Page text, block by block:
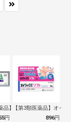
ク足洗…
品】セロナ軟膏 20G …
円
【第3類医薬品】オイ
896円